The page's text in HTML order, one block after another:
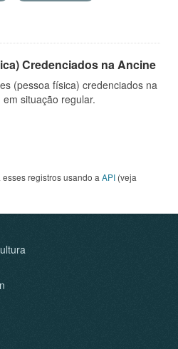
Credenciados na Ancine
(pessoa física) credenciados na
situação regular.
registros usando a API (veja